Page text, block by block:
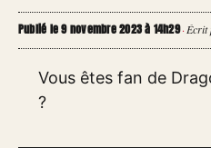
Publié le 9 novembre 2023 à 14h29·Écrit
Vous êtes fan de
?